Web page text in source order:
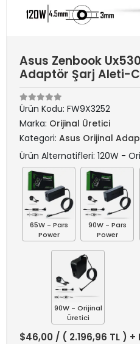
Asus Zenbook
Adaptör Şarj Aleti-
Ürün Kodu: FW9X3252
Marka: Orijinal Üretici
Kategori: Asus Orijinal
Ürün Alternatifleri: 120W -
65W - Pars
Power
90W - Pars
Power
90W - Orijinal
Üretici
$46,00 / ( 2.196,96 TL ) +